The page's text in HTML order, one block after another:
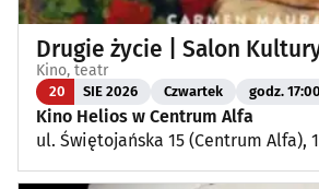
Drugie życie | Salon
Kino, teatr
20 SIE 2026 Czwartek godz. 17:00
Kino Helios w Centrum Alfa
ul. Świętojańska 15 (Centrum Alfa),